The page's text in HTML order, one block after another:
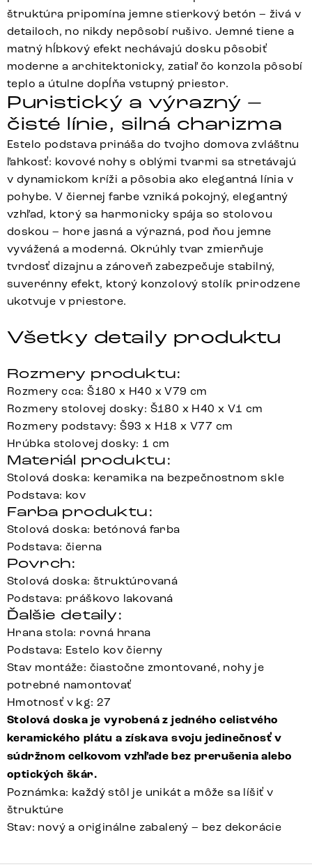
štruktúra pripomína jemne stierkový betón – živá v
detailoch, no nikdy nepôsobí rušivo. Jemné tiene a
matný hĺbkový efekt nechávajú dosku pôsobiť
moderne a architektonicky, zatiaľ čo konzola pôsobí
teplo a útulne dopĺňa vstupný priestor.
Puristický a výrazný –
čisté línie, silná charizma
Estelo podstava prináša do tvojho domova zvláštnu
ľahkosť: kovové nohy s oblými tvarmi sa stretávajú
v dynamickom kríži a pôsobia ako elegantná línia v
pohybe. V čiernej farbe vzniká pokojný, elegantný
vzhľad, ktorý sa harmonicky spája so stolovou
doskou – hore jasná a výrazná, pod ňou jemne
vyvážená a moderná. Okrúhly tvar zmierňuje
tvrdosť dizajnu a zároveň zabezpečuje stabilný,
suverénny efekt, ktorý konzolový stolík prirodzene
ukotvuje v priestore.
Všetky detaily produktu
Rozmery produktu:
Rozmery cca: Š180 x H40 x V79 cm
Rozmery stolovej dosky: Š180 x H40 x V1 cm
Rozmery podstavy: Š93 x H18 x V77 cm
Hrúbka stolovej dosky: 1 cm
Materiál produktu:
Stolová doska: keramika na bezpečnostnom skle
Podstava: kov
Farba produktu:
Stolová doska: betónová farba
Podstava: čierna
Povrch:
Stolová doska: štruktúrovaná
Podstava: práškovo lakovaná
Ďalšie detaily:
Hrana stola: rovná hrana
Podstava: Estelo kov čierny
Stav montáže: čiastočne zmontované, nohy je
potrebné namontovať
Hmotnosť v kg: 27
Stolová doska je vyrobená z jedného celistvého
keramického plátu a získava svoju jedinečnosť v
súdržnom celkovom vzhľade bez prerušenia alebo
optických škár.
Poznámka: každý stôl je unikát a môže sa líšiť v
štruktúre
Stav: nový a originálne zabalený – bez dekorácie